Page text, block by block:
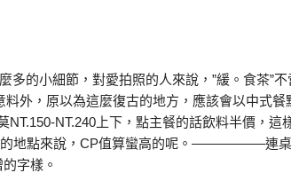
的小細節，對愛拍照的人來說，”緩。食茶”
，原以為這麼復古的地方，應該會以中式餐
NT.240上下，點主餐的話飲料半價，這
的地點來說，CP值算蠻高的呢。—————–連
字樣。